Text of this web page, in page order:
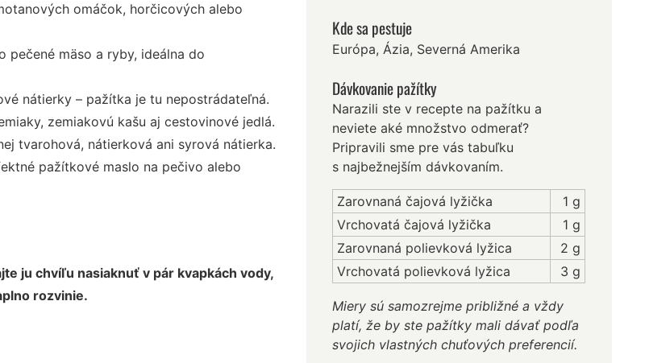
omáčok, horčicových alebo
pečené mäso a ryby, ideálna do
nátierky – pažítka je tu nepostrádateľná.
zemiakovú kašu aj cestovinové jedlá.
tvarohová, nátierková ani syrová nátierka.
pažítkové maslo na pečivo alebo
ju chvíľu nasiaknuť v pár kvapkách vody,
rozvinie.
Kde sa pestuje
Európa, Ázia, Severná Amerika
Dávkovanie pažítky
Narazili ste v recepte na pažítku a
neviete aké množstvo odmerať?
Pripravili sme pre vás tabuľku
s najbežnejším dávkovaním.
Zarovnaná čajová lyžička
1 g
Vrchovatá čajová lyžička
1 g
Zarovnaná polievková lyžica
2 g
Vrchovatá polievková lyžica
3 g
Miery sú samozrejme približné a vždy
platí, že by ste pažítky mali dávať podľa
svojich vlastných chuťových preferencií.